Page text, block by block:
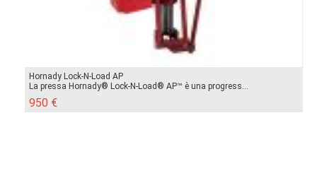
Hornady Lock-N-Load AP
La pressa Hornady® Lock-N-Load® AP™ è una progress...
950 €